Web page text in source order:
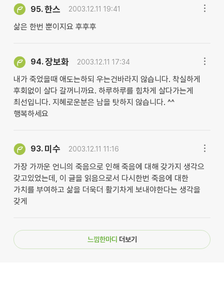
95.한스 2003.12.11 19:41
삶은 한번 뿐이지요 후후후
94.장보화 2003.12.11 17:34
내가 죽었을때 애도는하되 우는건바라지 않습니다. 착실하게
후회없이 살다 갈꺼니까요. 하루하루를 힘차게 살다가는게
최선입니다. 지혜로운분은 남을 탓하지 않습니다. ^^
행복하세요
93. 미수 2003.12.11 11:16
가장 가까운 언니의 죽음으로 인해 죽음에 대해 갖가지 생각으
갖고있었는데, 이 글을 읽음으로서 다시한번 죽음에 대한
가치를 부여하고 삶을 더욱더 활기차게 보내야한다는 생각을
갖게
느낌한마디 더보기